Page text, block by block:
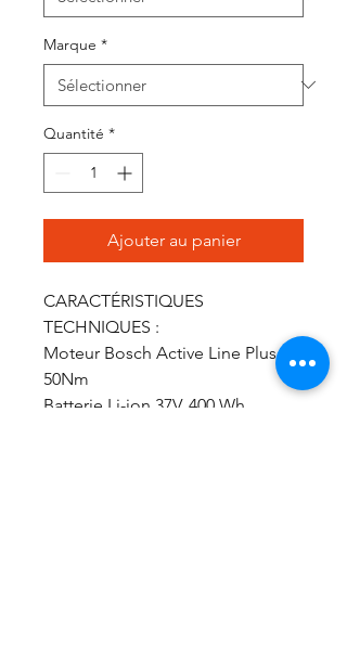
Marque *
Quantité *
Ajouter au panier
CARACTÉRISTIQUES
TECHNIQUES :
Moteur Bosch Active Line Plus
50Nm
Batterie Li-ion 37V, 400 Wh